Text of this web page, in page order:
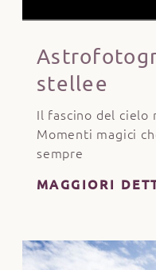
stellee
Il fascino del cielo
Momenti magici
sempre
MAGGIORI